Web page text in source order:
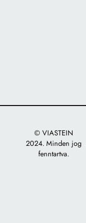
© VIASTEIN
2024. Minden jog
fenntartva.